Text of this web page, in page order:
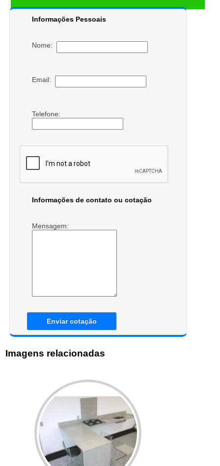
Informações Pessoais
Nome:
Email:
Telefone:
Informações de contato ou cotação
Mensagem:
Enviar cotação
Imagens relacionadas